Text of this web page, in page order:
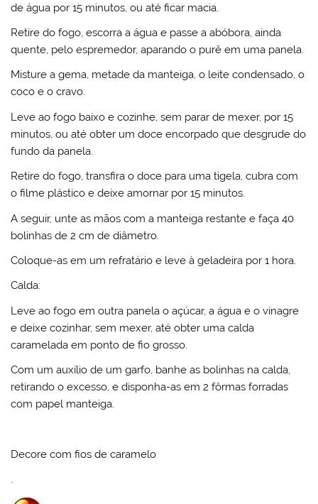
de água por 15 minutos, ou até ficar macia.
Retire do fogo, escorra a água e passe a abóbora, ainda
quente, pelo espremedor, aparando o purê em uma panela.
Misture a gema, metade da manteiga, o leite condensado, o
coco e o cravo.
Leve ao fogo baixo e cozinhe, sem parar de mexer, por 15
minutos, ou até obter um doce encorpado que desgrude do
fundo da panela.
Retire do fogo, transfira o doce para uma tigela, cubra com
o filme plástico e deixe amornar por 15 minutos.
A seguir, unte as mãos com a manteiga restante e faça 40
bolinhas de 2 cm de diâmetro.
Coloque-as em um refratário e leve à geladeira por 1 hora.
Calda:
Leve ao fogo em outra panela o açúcar, a água e o vinagre
e deixe cozinhar, sem mexer, até obter uma calda
caramelada em ponto de fio grosso.
Com um auxílio de um garfo, banhe as bolinhas na calda,
retirando o excesso, e disponha-as em 2 fôrmas forradas
com papel manteiga.
Decore com fios de caramelo
.